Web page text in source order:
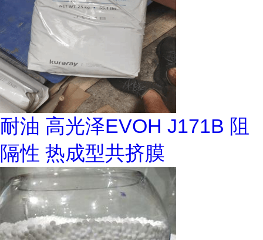
耐油 高光泽EVOH J171B 阻
隔性 热成型共挤膜